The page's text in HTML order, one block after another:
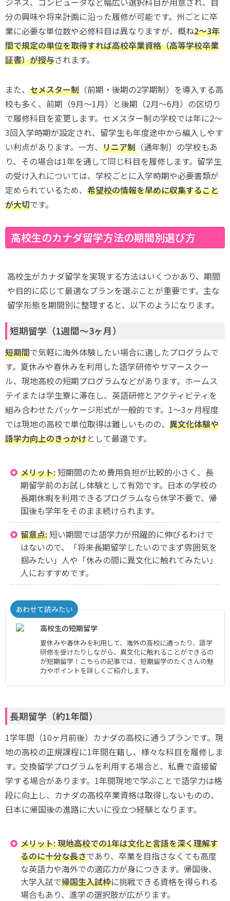
分の興味や将来計画に沿った履修が可能です。州ごとに卒
業に必要な単位数や必修科目は異なりますが、概ね2〜3年
間で規定の単位を取得すれば高校卒業資格（高等学校卒業
証書）が授与されます。
また、 セメスター制 （前期・後期の2学期制）を導入する高
校も多く、前期（9月〜1月）と後期（2月〜6月）の区切り
で履修科目を変更します。セメスター制の学校では年に2〜
3回入学時期が設定され、留学生も年度途中から編入しやす
い利点があります。一方、 リニア制 （通年制）の学校もあ
り、その場合は1年を通して同じ科目を履修します。留学生
の受け入れについては、学校ごとに入学時期や必要書類が
定められているため、 希望校の情報を早めに収集すること
が大切です。
高校生のカナダ留学方法の期間別選び方
高校生がカナダ留学を実現する方法はいくつかあり、期間
や目的に応じて最適なプランを選ぶことが重要です。主な
留学形態を期間別に整理すると、以下のようになります。
短期留学（1週間〜3ヶ月）
短期間で気軽に海外体験したい場合に適したプログラムで
す。夏休みや春休みを利用した語学研修やサマースクー
ル、現地高校の短期プログラムなどがあります。ホームス
テイまたは学生寮に滞在し、英語研修とアクティビティを
組み合わせたパッケージ形式が一般的です。1〜3ヶ月程度
では現地の高校で単位取得は難しいものの、 異文化体験や
語学力向上のきっかけとして最適です。
メリット: 短期間のため費用負担が比較的小さく、長
期留学前のお試し体験として有効です。日本の学校の
長期休暇を利用できるプログラムなら休学不要で、帰
国後も学年をそのまま続けられます。
留意点: 短い期間では語学力が飛躍的に伸びるわけで
はないので、「将来長期留学したいのでまず雰囲気を
掴みたい」人や「休みの間に異文化に触れてみたい」
人におすすめです。
あわせて読みたい
高校生の短期留学
夏休みや春休みを利用して、海外の高校に通ったり、語学
研修を受けたりしながら、異文化に触れることができるの
が短期留学！こちらの記事では、短期留学のたくさんの魅
力やポイントを詳しくご紹介します。
長期留学（約1年間）
1学年間（10ヶ月前後）カナダの高校に通うプランです。現
地の高校の正規課程に1年間在籍し、様々な科目を履修しま
す。交換留学プログラムを利用する場合と、私費で直接留
学する場合があります。1年間現地で学ぶことで語学力は格
段に向上し、カナダの高校卒業資格は取得しないものの、
日本に帰国後の進路に大いに役立つ経験となります。
メリット:現地高校での1年は文化と言語を深く理解す
るのに十分な長さであり、卒業を目指さなくても高度
な英語力や海外での適応力が身につきます。帰国後、
大学入試で帰国生入試枠に挑戦できる資格を得られる
場合もあり、進学の選択肢が広がります。